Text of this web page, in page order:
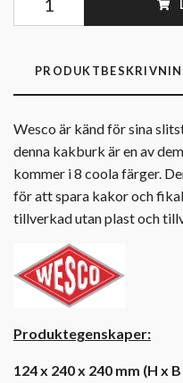
Wesco är känd för sina
denna kakburk är en av
kommer i 8 coola färger.
för att spara kakor och
tillverkad utan plast och
Produktegenskaper:
124 x 240 x 240 mm (H x